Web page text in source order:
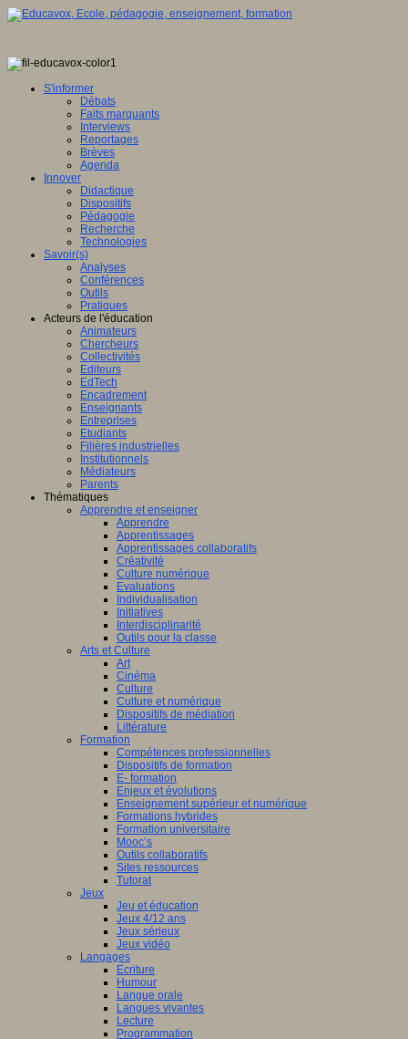
S'informer
Débats
Faits marquants
Interviews
Reportages
Brèves
Agenda
Innover
Didactique
Dispositifs
Pédagogie
Recherche
Technologies
Savoir(s)
Analyses
Conférences
Outils
Pratiques
Acteurs de l'éducation
Animateurs
Chercheurs
Collectivités
Editeurs
EdTech
Encadrement
Enseignants
Entreprises
Etudiants
Filières industrielles
Institutionnels
Médiateurs
Parents
Thématiques
Apprendre et enseigner
Apprendre
Apprentissages
Apprentissages collaboratifs
Créativité
Culture numérique
Evaluations
Individualisation
Initiatives
Interdisciplinarité
Outils pour la classe
Arts et Culture
Art
Cinéma
Culture
Culture et numérique
Dispositifs de médiation
Littérature
Formation
Compétences professionnelles
Dispositifs de formation
E- formation
Enjeux et évolutions
Enseignement supérieur et numérique
Formations hybrides
Formation universitaire
Mooc’s
Outils collaboratifs
Sites ressources
Tutorat
Jeux
Jeu et éducation
Jeux 4/12 ans
Jeux sérieux
Jeux vidéo
Langages
Ecriture
Humour
Langue orale
Langues vivantes
Lecture
Programmation